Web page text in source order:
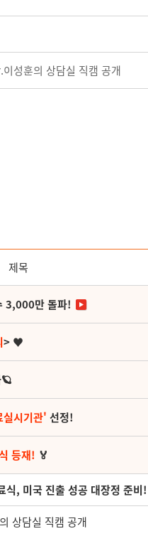
성훈의 상담실 직캠 공개
제목
3,000만 돌파!
> ♥
실시기관' 선정!
등재! 🏅
, 미국 진출 성공 대장정 준비!
상담실 직캠 공개